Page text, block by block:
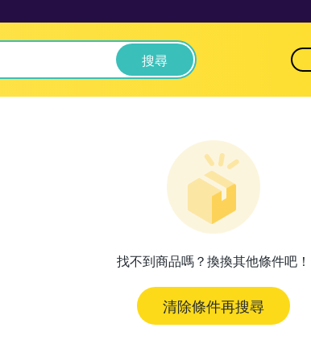
搜尋
找不到商品嗎？換換其他條件吧！
清除條件再搜尋